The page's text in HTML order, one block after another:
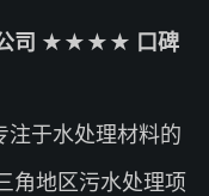
公司 ★★★★ 口碑
注于水处理材料的
角地区污水处理项